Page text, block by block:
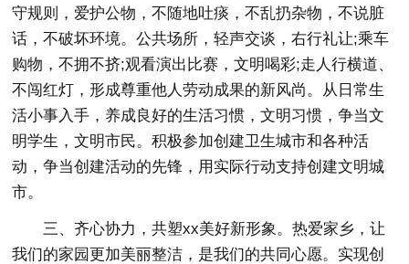
守规则，爱护公物，不随地吐痰，不乱扔杂物，不说脏
话，不破坏环境。公共场所，轻声交谈，右行礼让;乘车
购物，不拥不挤;观看演出比赛，文明喝彩;走人行横道、
不闯红灯，形成尊重他人劳动成果的新风尚。从日常生
活小事入手，养成良好的生活习惯，文明习惯，争当文
明学生，文明市民。积极参加创建卫生城市和各种活
动，争当创建活动的先锋，用实际行动支持创建文明城
市。
三、齐心协力，共塑xx美好新形象。热爱家乡，让
我们的家园更加美丽整洁，是我们的共同心愿。实现创